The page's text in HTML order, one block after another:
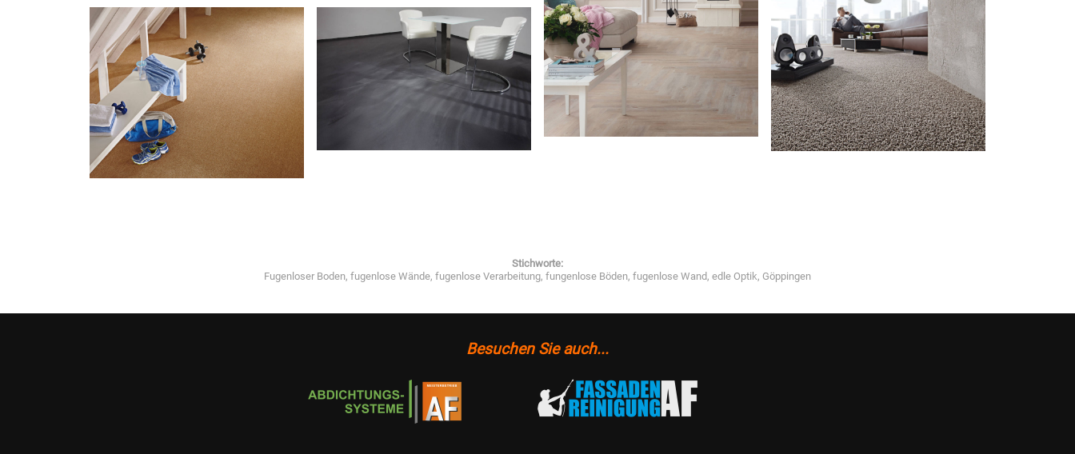
Stichworte:
Fugenloser Boden, fugenlose Wände, fugenlose Verarbeitung, fungenlose Böden, fugenlose Wand, edle Optik, Göppingen
Besuchen Sie auch...